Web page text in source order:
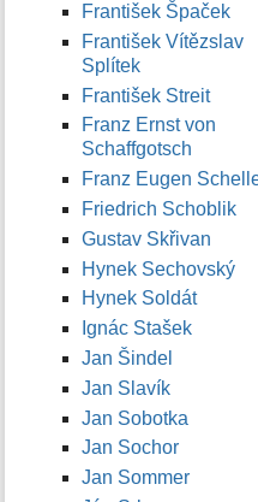
František Špaček
František Vítězslav
Splítek
František Streit
Franz Ernst von
Schaffgotsch
Franz Eugen
Friedrich Schoblik
Gustav Skřivan
Hynek Sechovský
Hynek Soldát
Ignác Stašek
Jan Šindel
Jan Slavík
Jan Sobotka
Jan Sochor
Jan Sommer